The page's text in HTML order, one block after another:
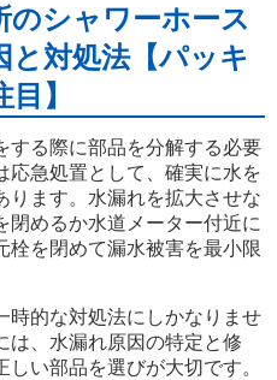
のシャワーホース
と対処法【パッキ
】
する際に部品を分解する必要
応急処置として、確実に水を
ります。水漏れを拡大させな
閉めるか水道メーター付近に
栓を閉めて漏水被害を最小限
時的な対処法にしかなりませ
は、水漏れ原因の特定と修
い部品を選びが大切です。